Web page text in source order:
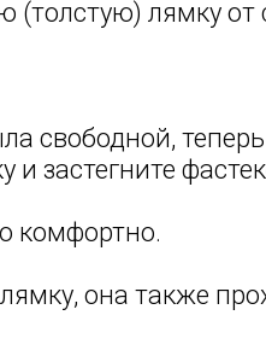
(толстую) лямку от
свободной,
застегните
комфортно.
она также